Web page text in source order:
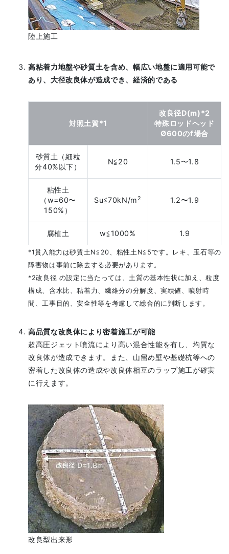
陸上施工
高粘着力地盤や砂質土を含め、幅広い地盤に適用可能で
あり、大径改良体が造成でき、経済的である
対照土質*1
改良径D(m)*2
特殊ロッドヘッド
Ø600のf場合
砂質土（細粒
分40%以下）
N≦20 1.5〜1.8
粘性土
（w=60〜
150%）
Su≦70kN/m2 1.2〜1.9
腐植土 w≦1000% 1.9
*1貫入能力は砂質土N≦20、粘性土N≦5です。レキ、玉石等の
障害物は事前に除去する必要があります。
*2改良径 の設定に当たっては、土質の基本性状に加え、粒度
構成、含水比、粘着力、繊維分の分解度、実績値、噴射時
間、工事目的、安全性等を考慮して総合的に判断します。
高品質な改良体により密着施工が可能
超高圧ジェット噴流により高い混合性能を有し、均質な
改良体が造成できます。また、山留め壁や基礎杭等への
密着した改良体の造成や改良体相互のラップ施工が確実
に行えます。
改良型出来形